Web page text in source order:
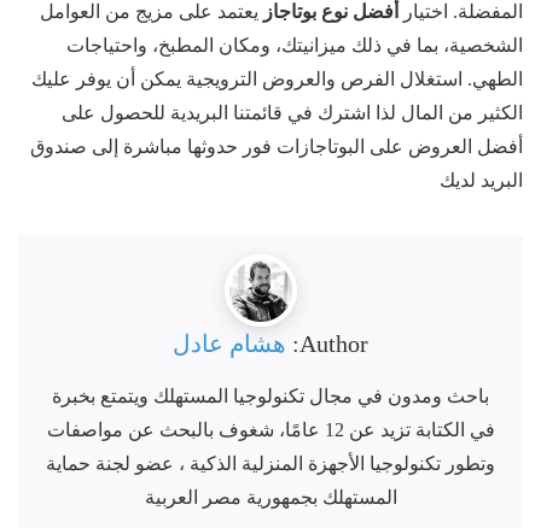
المفضلة. اختيار
أفضل نوع بوتاجاز يعتمد على مزيج من العوامل
الشخصية، بما في ذلك ميزانيتك، ومكان المطبخ، واحتياجات
الطهي. استغلال الفرص والعروض الترويجية يمكن أن يوفر عليك
الكثير من المال لذا اشترك في قائمتنا البريدية للحصول على
أفضل العروض على البوتاجازات فور حدوثها مباشرة إلى صندوق
البريد لديك
Author: هشام عادل
باحث ومدون في مجال تكنولوجيا المستهلك ويتمتع بخبرة
في الكتابة تزيد عن 12 عامًا، شغوف بالبحث عن مواصفات
وتطور تكنولوجيا الأجهزة المنزلية الذكية ، عضو لجنة حماية
المستهلك بجمهورية مصر العربية